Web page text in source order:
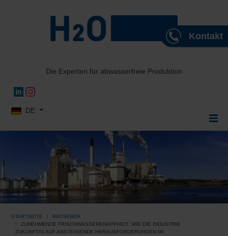
Kontakt
Die Experten für abwasserfreie Produktion
Sprache auswählen
DE
STARTSEITE
RATGEBER
ZUNEHMENDE FRISCHWASSERKNAPPHEIT. WIE DIE INDUSTRIE
ZUKÜNFTIG AUF ANSTEIGENDE HERAUSFORDERUNGEN IM